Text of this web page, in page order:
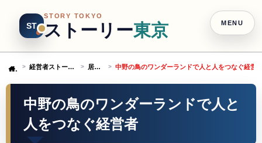
ST
STORY TOKYO
ストーリー東京
Home 経営者ストーリー 居酒屋 中野の鳥のワンダーランドで人と人をつなぐ経営
中野の鳥のワンダーランドで人と
人をつなぐ経営者
MENU